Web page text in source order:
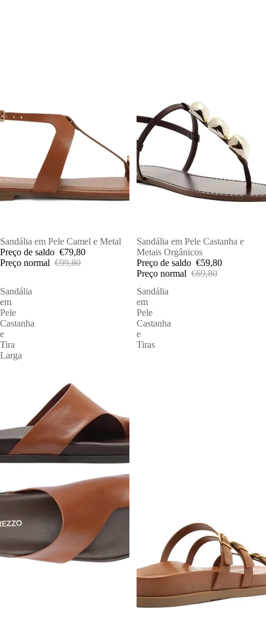
PROMOÇÕES
Sandália em Pele Camel e Metal
Preço de saldo €79,80
Preço normal €99,80
PROMOÇÕES
Sandália em Pele Castanha e
Metais Orgânicos
Preço de saldo €59,80
Preço normal €69,80
Sandália
em
Pele
Castanha
e
Tira
Larga
Sandália
em
Pele
Castanha
e
Tiras